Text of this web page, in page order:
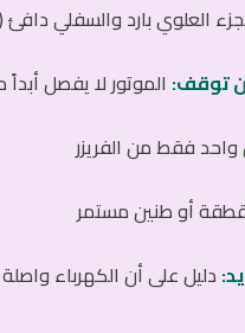
العلوي بارد والسفلي
توقف: الموتور لا يفصل أبداً
فقط من الفريزر
أو طنين مستمر
دليل على أن الكهرباء